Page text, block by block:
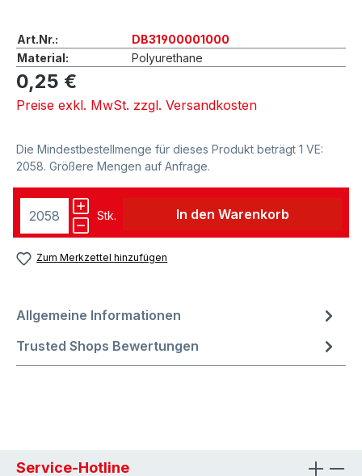
Art.Nr.:
DB31900001000
Material:
Polyurethane
0,25 €
Preise exkl. MwSt. zzgl. Versandkosten
Die Mindestbestellmenge für dieses Produkt beträgt 1 VE:
2058. Größere Mengen auf Anfrage.
Stk. In den Warenkorb
Zum Merkzettel hinzufügen
Allgemeine Informationen
Trusted Shops Bewertungen
Service-Hotline